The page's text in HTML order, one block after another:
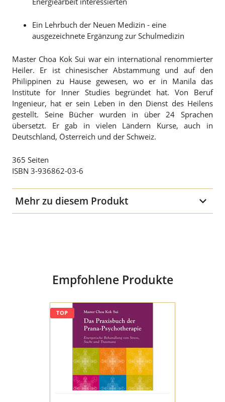
Ein Lehrbuch der Neuen Medizin - eine
ausgezeichnete Ergänzung zur Schulmedizin
Master Choa Kok Sui war ein international renommierter
Heiler. Er ist chinesischer Abstammung und auf den
Philippinen zu Hause gewesen, wo er in Manila das
Institute for Inner Studies begründet hat. Von Beruf
Ingenieur, hat er sein Leben in den Dienst des Heilens
gestellt. Seine Bücher wurden in über 24 Sprachen
übersetzt. Er gab in vielen Ländern Kurse, auch in
Deutschland, Österreich und der Schweiz.
365 Seiten
ISBN 3-936862-03-6
Mehr zu diesem Produkt
Empfohlene Produkte
Master
Praxisbuch
Prana-
Psychotherapie
TOP